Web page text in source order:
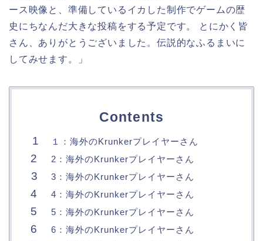
ース映像と、準備しているイカした制作でゲームの歴
史にちなんだ大きな投稿をする予定です。 とにかく皆
さん、ありがとうございました。伝説的なふるまいに
してみせます。」
Contents
１：海外のKrunkerプレイヤーさん
2：海外のKrunkerプレイヤーさん
3：海外のKrunkerプレイヤーさん
4：海外のKrunkerプレイヤーさん
5：海外のKrunkerプレイヤーさん
6：海外のKrunkerプレイヤーさん